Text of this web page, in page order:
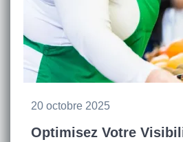
20 octobre 2025
Optimisez Votre